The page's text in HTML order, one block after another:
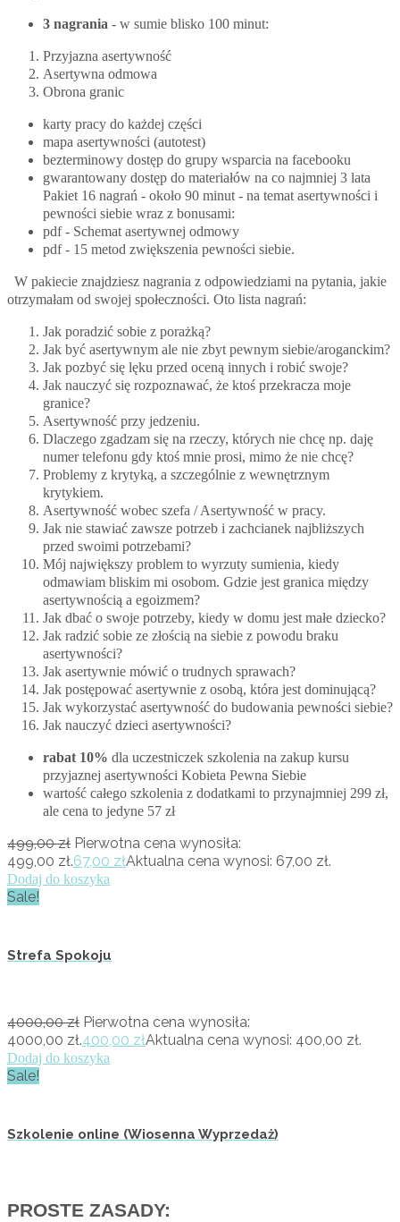
3 nagrania - w sumie blisko 100 minut:
Przyjazna asertywność
Asertywna odmowa
Obrona granic
karty pracy do każdej części
mapa asertywności (autotest)
bezterminowy dostęp do grupy wsparcia na facebooku
gwarantowany dostęp do materiałów na co najmniej 3 lata
Pakiet 16 nagrań - około 90 minut - na temat asertywności i
pewności siebie wraz z bonusami:
pdf - Schemat asertywnej odmowy
pdf - 15 metod zwiększenia pewności siebie.
W pakiecie znajdziesz nagrania z odpowiedziami na pytania, jakie
otrzymałam od swojej społeczności. Oto lista nagrań:
Jak poradzić sobie z porażką?
Jak być asertywnym ale nie zbyt pewnym siebie/aroganckim?
Jak pozbyć się lęku przed oceną innych i robić swoje?
Jak nauczyć się rozpoznawać, że ktoś przekracza moje
granice?
Asertywność przy jedzeniu.
Dlaczego zgadzam się na rzeczy, których nie chcę np. daję
numer telefonu gdy ktoś mnie prosi, mimo że nie chcę?
Problemy z krytyką, a szczególnie z wewnętrznym
krytykiem.
Asertywność wobec szefa / Asertywność w pracy.
Jak nie stawiać zawsze potrzeb i zachcianek najbliższych
przed swoimi potrzebami?
Mój największy problem to wyrzuty sumienia, kiedy
odmawiam bliskim mi osobom. Gdzie jest granica między
asertywnością a egoizmem?
Jak dbać o swoje potrzeby, kiedy w domu jest małe dziecko?
Jak radzić sobie ze złością na siebie z powodu braku
asertywności?
Jak asertywnie mówić o trudnych sprawach?
Jak postępować asertywnie z osobą, która jest dominującą?
Jak wykorzystać asertywność do budowania pewności siebie?
Jak nauczyć dzieci asertywności?
rabat 10% dla uczestniczek szkolenia na zakup kursu
przyjaznej asertywności Kobieta Pewna Siebie
wartość całego szkolenia z dodatkami to przynajmniej 299 zł,
ale cena to jedyne 57 zł
499,00zł Pierwotna cena wynosiła:
499,00 zł.67,00 złAktualna cena wynosi: 67,00 zł.
Dodaj do koszyka
Sale!
Strefa Spokoju
4000,00zł Pierwotna cena wynosiła:
4000,00 zł.400,00 złAktualna cena wynosi: 400,00 zł.
Dodaj do koszyka
Sale!
Szkolenie online (Wiosenna Wyprzedaż)
PROSTE ZASADY: